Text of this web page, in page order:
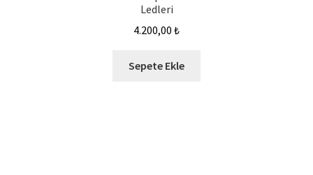
Ledleri
4.200,00 ₺
Sepete Ekle